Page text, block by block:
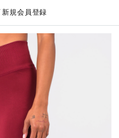
新規会員登録